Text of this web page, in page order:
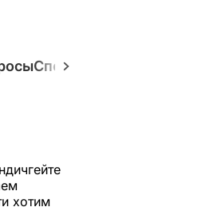
Спецпроекты
хотим